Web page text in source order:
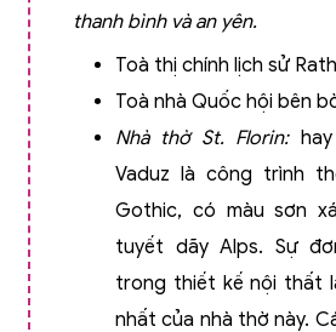
thanh bình và an yên.
Toà thị chính lịch sử
Toà nhà Quốc hội bên
Nhà thờ St. Florin:
Vaduz là công trình
Gothic, có màu sơn
tuyết dãy Alps. Sự
trong thiết kế nội thất
nhất của nhà thờ này.